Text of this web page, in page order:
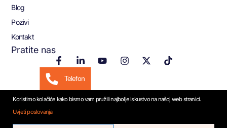
Koristimo kolačiće kako bismo vam pružili najbolje iskustvo na našoj web stranici.
Uvjeti poslovanja
Blog
Pozivi
Kontakt
Pratite nas
Telefon
Email
WhatsApp